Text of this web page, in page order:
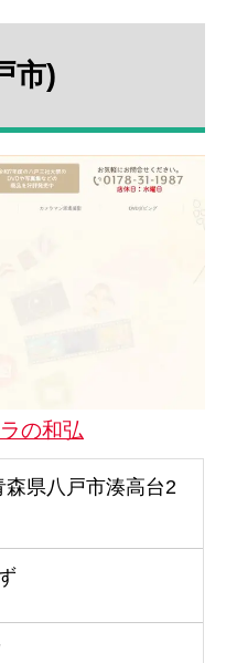
市)
の和弘
森県八戸市湊高台2